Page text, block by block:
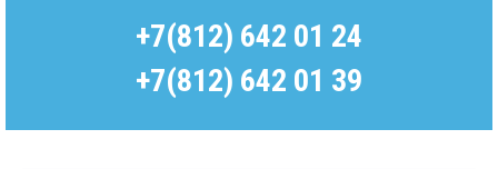
+7(812) 642 01 24
+7(812) 642 01 39